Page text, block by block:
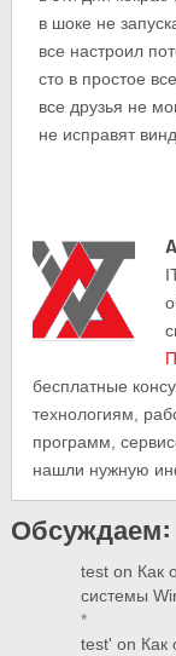
в шоке не
все настроил
сто в простое
все друзья не
не исправят
бесплатные
технологиям,
программ,
нашли нужную
Обсуждаем:
test on Как
системы
*
test' on Как